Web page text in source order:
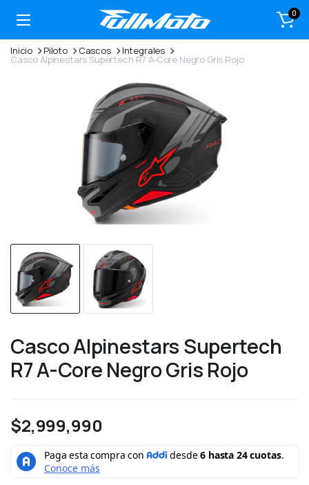
0
Inicio Piloto Cascos Integrales
Casco Alpinestars Supertech R7 A-Core Negro Gris Rojo
Casco Alpinestars Supertech
R7 A-Core Negro Gris Rojo
$2,999,990